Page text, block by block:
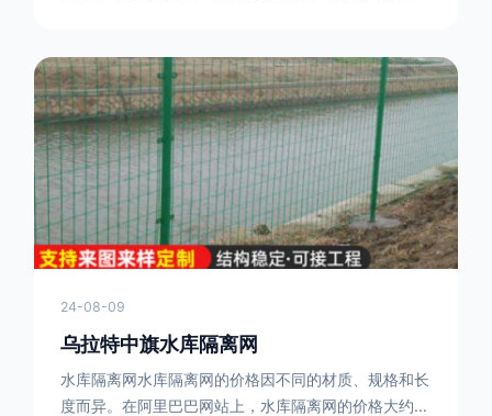
整。体育场围栏网的材质有很多种，如钢丝绳网、聚酯
纤维网、玻璃纤维网等。不同材质的体育场围栏网具有
不同的特点和优缺点。例如，钢丝绳网具有强度高、耐
腐蚀、耐磨损等特点；聚酯纤维网则具有柔韧性好、透
气性好等特点。体育场围栏网是一种
24-08-09
乌拉特中旗水库隔离网
水库隔离网水库隔离网的价格因不同的材质、规格和长
度而异。在阿里巴巴网站上，水库隔离网的价格大约在